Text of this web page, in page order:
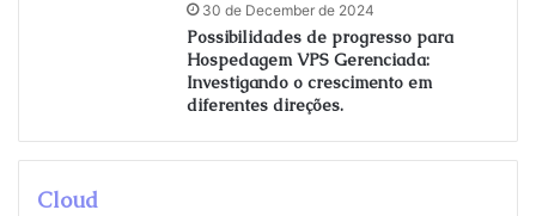
30 de December de 2024
Possibilidades de progresso para
Hospedagem VPS Gerenciada:
Investigando o crescimento em
diferentes direções.
Cloud